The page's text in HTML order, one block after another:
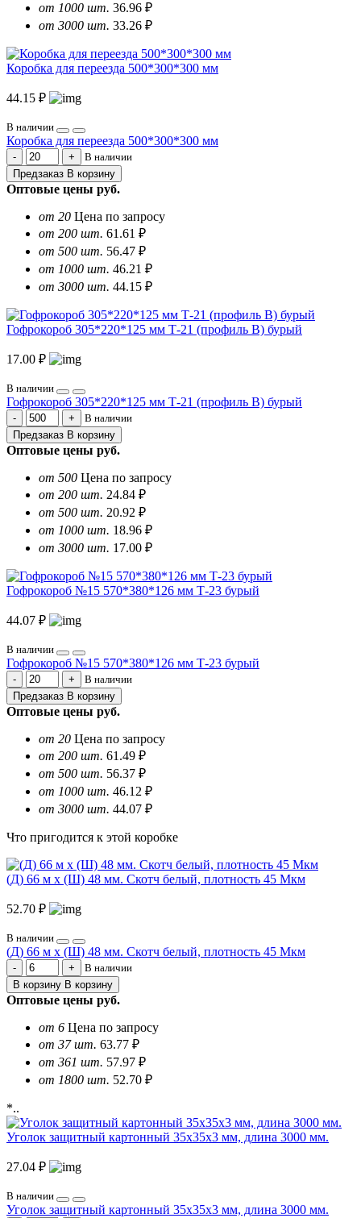
от 1000 шт. 36.96 ₽
от 3000 шт. 33.26 ₽
Коробка для переезда 500*300*300 мм
44.15 ₽
В наличии
Коробка для переезда 500*300*300 мм
В наличии
Предзаказ В корзину
Оптовые цены руб.
от 20 Цена по запросу
от 200 шт. 61.61 ₽
от 500 шт. 56.47 ₽
от 1000 шт. 46.21 ₽
от 3000 шт. 44.15 ₽
Гофрокороб 305*220*125 мм Т-21 (профиль B) бурый
17.00 ₽
В наличии
Гофрокороб 305*220*125 мм Т-21 (профиль B) бурый
В наличии
Предзаказ В корзину
Оптовые цены руб.
от 500 Цена по запросу
от 200 шт. 24.84 ₽
от 500 шт. 20.92 ₽
от 1000 шт. 18.96 ₽
от 3000 шт. 17.00 ₽
Гофрокороб №15 570*380*126 мм Т-23 бурый
44.07 ₽
В наличии
Гофрокороб №15 570*380*126 мм Т-23 бурый
В наличии
Предзаказ В корзину
Оптовые цены руб.
от 20 Цена по запросу
от 200 шт. 61.49 ₽
от 500 шт. 56.37 ₽
от 1000 шт. 46.12 ₽
от 3000 шт. 44.07 ₽
Что пригодится к этой коробке
(Д) 66 м х (Ш) 48 мм. Скотч белый, плотность 45 Мкм
52.70 ₽
В наличии
(Д) 66 м х (Ш) 48 мм. Скотч белый, плотность 45 Мкм
В наличии
В корзину В корзину
Оптовые цены руб.
от 6 Цена по запросу
от 37 шт. 63.77 ₽
от 361 шт. 57.97 ₽
от 1800 шт. 52.70 ₽
*..
Уголок защитный картонный 35х35х3 мм, длина 3000 мм.
27.04 ₽
В наличии
Уголок защитный картонный 35х35х3 мм, длина 3000 мм.